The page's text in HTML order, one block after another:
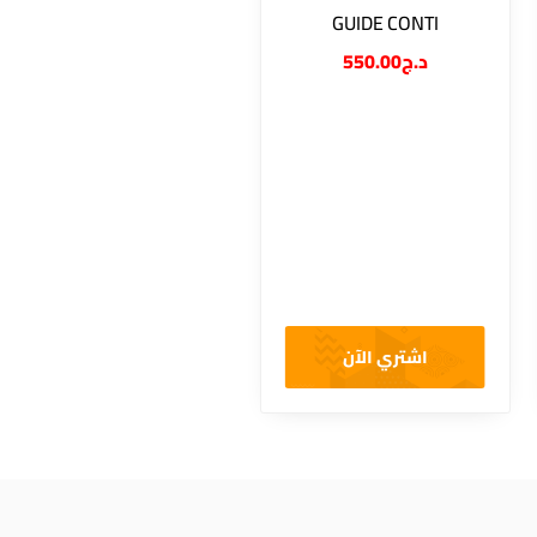
GUIDE CONTI
د.ج550.00
اشتري الآن